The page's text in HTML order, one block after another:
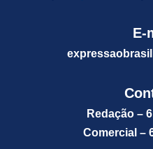
E-
Redação –
Comercial –